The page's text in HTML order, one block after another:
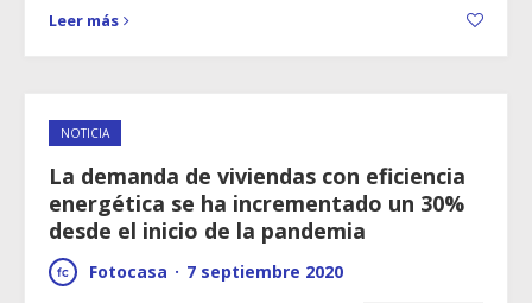
Leer más
NOTICIA
La demanda de viviendas con eficiencia
energética se ha incrementado un 30%
desde el inicio de la pandemia
Fotocasa · 7 septiembre 2020